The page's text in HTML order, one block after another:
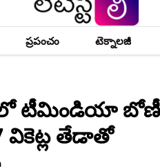
ప్రపంచం టెక్నాలజీ
టీమిండియా
తేడాతో